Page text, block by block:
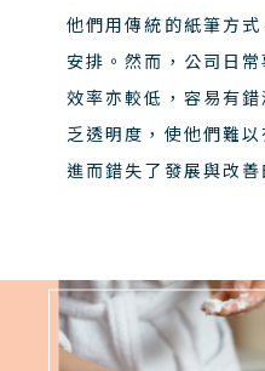
他們用傳統的紙筆方
安排。然而，公司日
效率亦較低，容易有
乏透明度，使他們難
進而錯失了發展與改善